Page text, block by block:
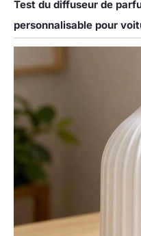
Test du diffuseur de
personnalisable pour